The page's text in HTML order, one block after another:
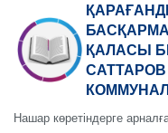
ҚАЛАСЫ
Нашар көретіндерге